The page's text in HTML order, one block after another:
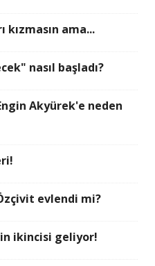
kızmasın ama...
nasıl başladı?
Akyürek'e neden
evlendi mi?
ikincisi geliyor!